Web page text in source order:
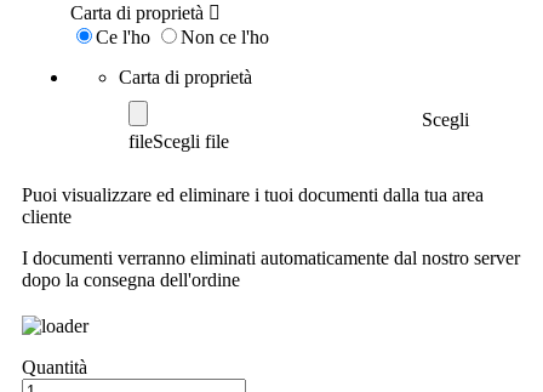
Carta di proprietà
Ce l'ho
Non ce l'ho
Carta di proprietà
Scegli
file
Puoi visualizzare ed eliminare i tuoi documenti dalla tua area
cliente
I documenti verranno eliminati automaticamente dal nostro server
dopo la consegna dell'ordine
Quantità